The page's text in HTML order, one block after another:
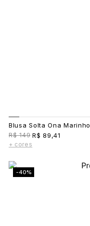
Blusa Solta Ona Marinho
R$ 149 R$ 89,41
+ cores
-40%